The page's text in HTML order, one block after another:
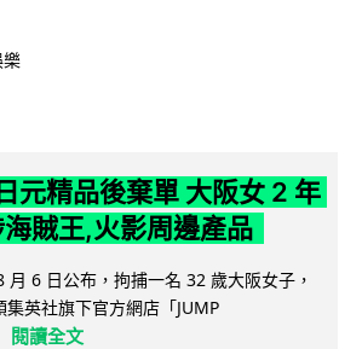
元精品後棄單 大阪女 2 年
賊王,火影周邊產品
月 6 日公布，拘捕一名 32 歲大阪女子，
英社旗下官方網店「JUMP
閱讀全文